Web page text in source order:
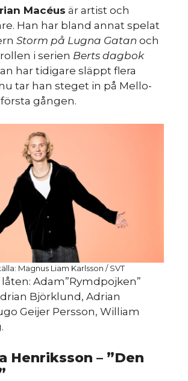
Macéus är artist och
Han har bland annat spelat
Storm på Lugna Gatan och
i serien Berts dagbok
har tidigare släppt flera
tar han steget in på Mello-
gången.
Magnus Liam Karlsson / SVT
Adam”Rymdpojken”
Björklund, Adrian
Geijer Persson, William
Henriksson – ”Den